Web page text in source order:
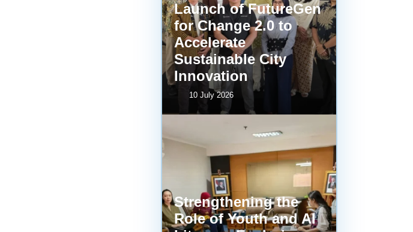
Launch of FutureGen
for Change 2.0 to
Accelerate
Sustainable City
Innovation
10 July 2026
Strengthening the
Role of Youth and AI